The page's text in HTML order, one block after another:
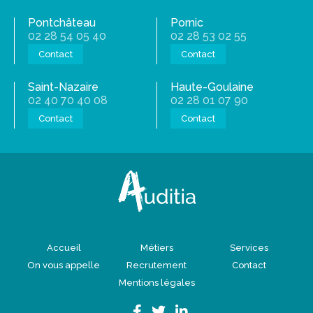
Pontchâteau
02 28 54 05 40
Contact
Pornic
02 28 53 02 55
Contact
Saint-Nazaire
02 40 70 40 08
Contact
Haute-Goulaine
02 28 01 07 90
Contact
Accueil Métiers
Services
On vous appelle
Recrutement
Contact
Mentions légales